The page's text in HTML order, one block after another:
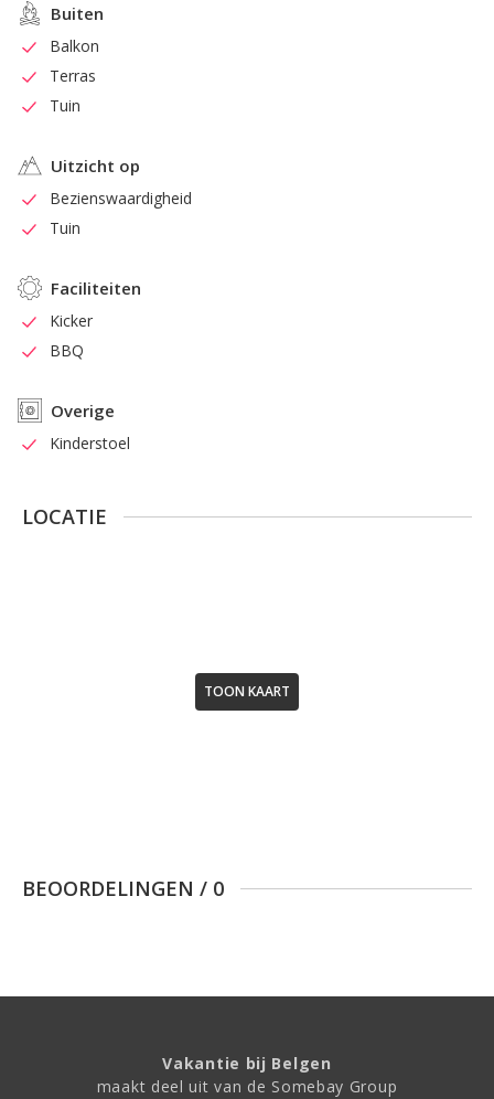
Buiten
Balkon
Terras
Tuin
Uitzicht op
Bezienswaardigheid
Tuin
Faciliteiten
Kicker
BBQ
Overige
Kinderstoel
LOCATIE
TOON KAART
BEOORDELINGEN / 0
Vakantie bij Belgen
maakt deel uit van de Somebay Group